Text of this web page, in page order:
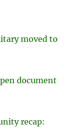
moved to
document
recap: